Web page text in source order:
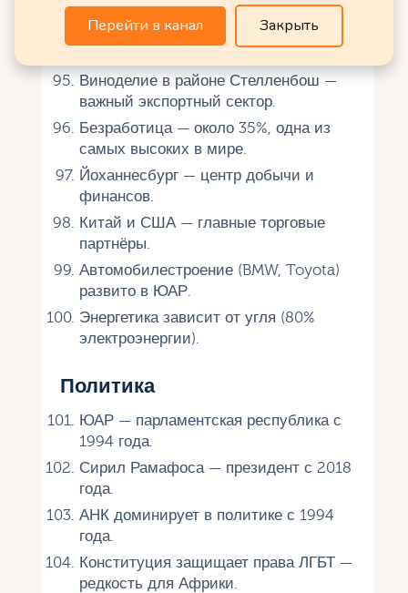
Африке, 30% ВВП континента.
Туризм приносит более 8% ВВП
Виноделие в районе Стелленбош —
важный экспортный сектор.
Безработица — около 35%, одна из
самых высоких в мире.
Йоханнесбург — центр добычи и
финансов.
Китай и США — главные торговые
партнёры.
Автомобилестроение (BMW, Toyota)
развито в ЮАР.
Энергетика зависит от угля (80%
электроэнергии).
Политика
ЮАР — парламентская республика с
1994 года.
Сирил Рамафоса — президент с 2018
года.
АНК доминирует в политике с 1994
года.
Конституция защищает права ЛГБТ —
редкость для Африки.
Перейти в канал Закрыть